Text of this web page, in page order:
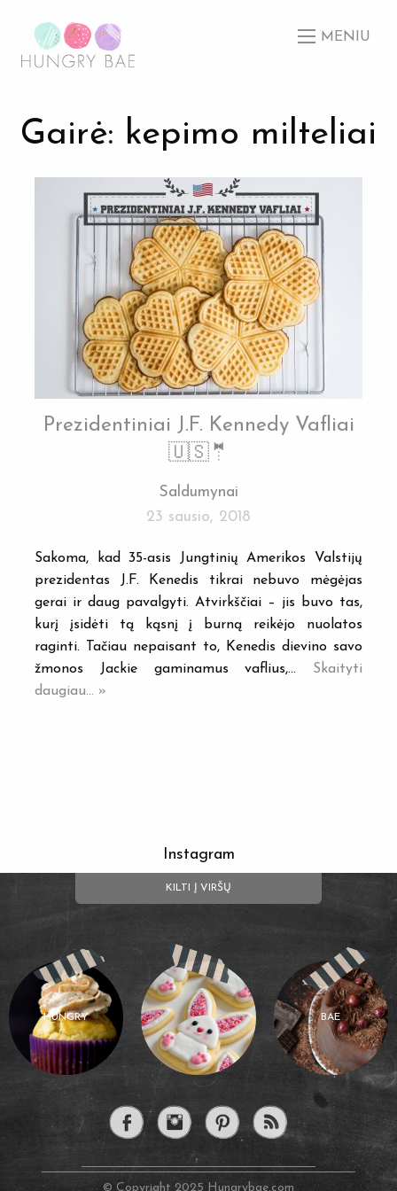
MENIU
Gairė: kepimo milteliai
Prezidentiniai J.F. Kennedy Vafliai
🇺🇸🤵
Saldumynai
23 sausio, 2018
Sakoma, kad 35-asis Jungtinių Amerikos Valstijų
prezidentas J.F. Kenedis tikrai nebuvo mėgėjas
gerai ir daug pavalgyti. Atvirkščiai – jis buvo tas,
kurį įsidėti tą kąsnį į burną reikėjo nuolatos
raginti. Tačiau nepaisant to, Kenedis dievino savo
žmonos Jackie gaminamus vaflius,… Skaityti
daugiau... »
Instagram
KILTI Į VIRŠŲ
HUNGRY BAE
© Copyright 2025 Hungrybae.com